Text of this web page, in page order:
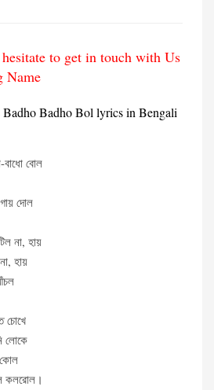
to get in touch with Us
Name
Badho Bol lyrics in Bengali
বোল
দোল
না, হায়
হায়
চোখে
লোকে
কোল
কলরোল।